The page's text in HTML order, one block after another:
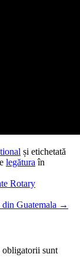
și etichetată
legătura în
Rotary
Guatemala →
obligatorii sunt